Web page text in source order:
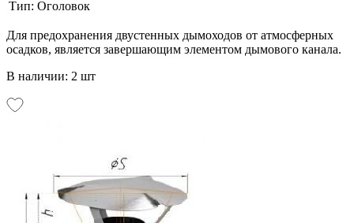
Тип: Оголовок
Для предохранения двустенных дымоходов от атмосферных
осадков, является завершающим элементом дымового канала.
В наличии: 2 шт